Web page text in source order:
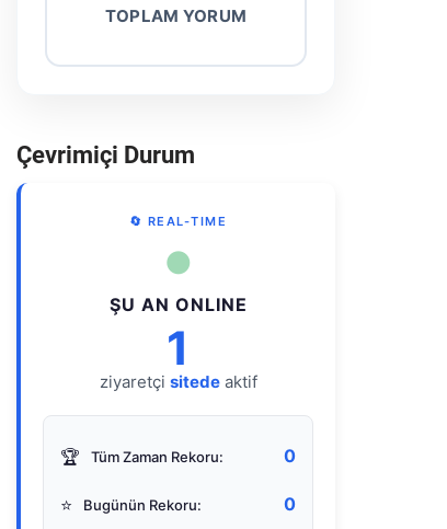
TOPLAM YORUM
Çevrimiçi Durum
🔄 REAL-TIME
●
ŞU AN ONLINE
1
ziyaretçi sitedeaktif
🏆 Tüm Zaman Rekoru: 0
⭐ Bugünün Rekoru: 0